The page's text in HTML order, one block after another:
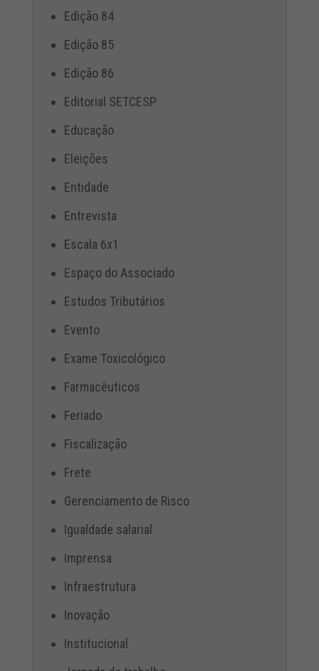
Edição 84
Edição 85
Edição 86
Editorial SETCESP
Educação
Eleições
Entidade
Entrevista
Escala 6x1
Espaço do Associado
Estudos Tributários
Evento
Exame Toxicológico
Farmacêuticos
Feriado
Fiscalização
Frete
Gerenciamento de Risco
Igualdade salarial
Imprensa
Infraestrutura
Inovação
Institucional